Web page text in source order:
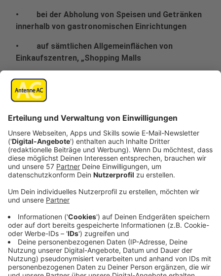
• bei der Abholung von Speisen und Getränken
innerhalb von gastronomischen Einrichtungen
• auf sämtlichen Allgemeinflächen von
Einkaufszentren, „Shopping Malls
• in sämtlichen Verkaufs- und
Ausstellungsräumen von Handwerkern und
Dienstleistern die ohne Einhaltung eines
Sicherheitsabstands von 1,5 m zum Kunden
erbracht werden sowie
• in Arztpraxen und ähnlichen Einrichtungen
des Gesundheitswesens.
Die Maskenpflicht gilt nicht beim Führen eines
Fahrzeugs im Straßenverkehr, sowie auch nicht
für Kinder bis zum Schuleintritt und Personen, die
aus medizinischen Gründen keine Mund-Nase-
Bedeckung tragen können. Wichtig ist der richtige
Umgang mit der Mund-Nasen-Bedeckung: Die
Maske muss durchgehend eng anliegend über
Mund und Nase getragen und bei Durchfeuchtung
gewechselt werden; sie darf während des Tragens